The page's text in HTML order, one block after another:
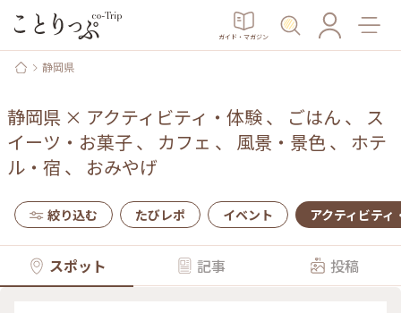
ガイド・マガジン
静岡県
静岡県 × アクティビティ・体験、 ごはん 、 ス
イーツ・お菓子、 カフェ 、 風景・景色、 ホテ
ル・宿 、 おみやげ
絞り込む たびレポ イベント アクティビティ
スポット 記事 投稿